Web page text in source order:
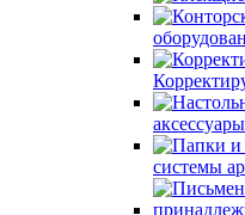
аксессуары
системы